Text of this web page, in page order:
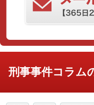
刑事事件コラム